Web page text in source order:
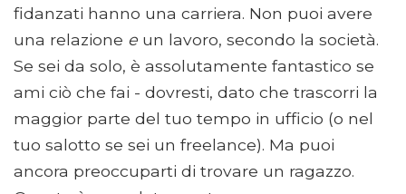
fidanzati hanno una carriera. Non puoi avere
una relazione e un lavoro, secondo la società.
Se sei da solo, è assolutamente fantastico se
ami ciò che fai - dovresti, dato che trascorri la
maggior parte del tuo tempo in ufficio (o nel
tuo salotto se sei un freelance). Ma puoi
ancora preoccuparti di trovare un ragazzo.